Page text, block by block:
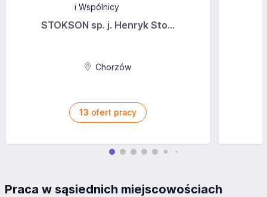
STOKSON sp. j. Henryk Sto...
Chorzów
13 ofert pracy
Praca w sąsiednich miejscowościach